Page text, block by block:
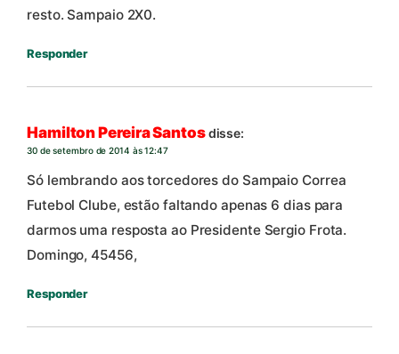
resto. Sampaio 2X0.
Responder
Hamilton Pereira Santosdisse:
30 de setembro de 2014 às 12:47
Só lembrando aos torcedores do Sampaio Correa
Futebol Clube, estão faltando apenas 6 dias para
darmos uma resposta ao Presidente Sergio Frota.
Domingo, 45456,
Responder